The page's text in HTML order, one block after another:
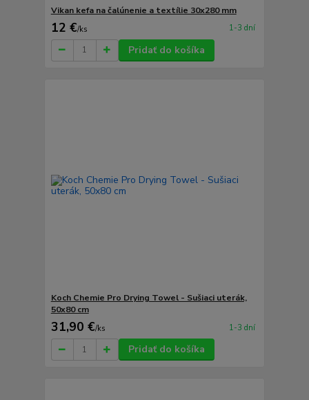
Vikan kefa na čalúnenie a textílie 30x280 mm
12 €/ks 1-3 dní
Pridať do košíka
Koch Chemie Pro Drying Towel - Sušiaci uterák,
50x80 cm
31,90 €/ks 1-3 dní
Pridať do košíka